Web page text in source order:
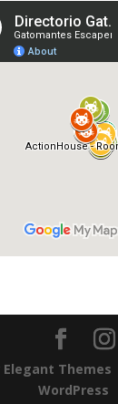
Elegant Themes
WordPress